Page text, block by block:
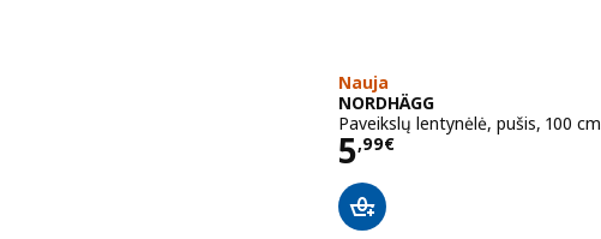
Nauja
NORDHÄGG
Paveikslų lentynėlė, pušis, 100 cm
5,99€
Kaina 5,99€